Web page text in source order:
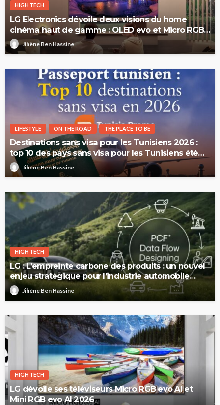
HIGH TECH
LG Electronics dévoile deux visions du home
cinéma haut de gamme : OLED evo et Micro RGB
evoJihène Ben Hassine
LIFESTYLE ON THE ROAD THE PLACE TO BE
Destinations sans visa pour les Tunisiens 2026 :
top 10 des pays sans visa pour les Tunisiens été
2026Jihène Ben Hassine
HIGH TECH
LG : L’empreinte carbone des produits : un nouvel
enjeu stratégique pour l’industrie automobile
européenne
Jihène Ben Hassine
HIGH TECH
LG dévoile ses téléviseurs Micro RGB evo AI et
Mini RGB evo AI 2026